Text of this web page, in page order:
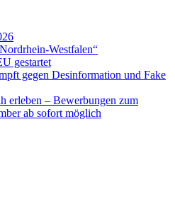
Westfalen“
gestartet
gegen Desinformation und Fake
erleben – Bewerbungen zum
ab sofort möglich